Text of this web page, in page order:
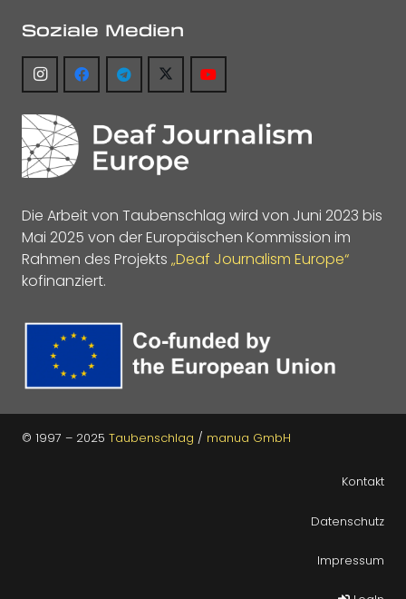
Soziale Medien
Die Arbeit von Taubenschlag wird von Juni 2023 bis
Mai 2025 von der Europäischen Kommission im
Rahmen des Projekts „Deaf Journalism Europe“
kofinanziert.
© 1997 – 2025 Taubenschlag / manua GmbH
Kontakt
Datenschutz
Impressum